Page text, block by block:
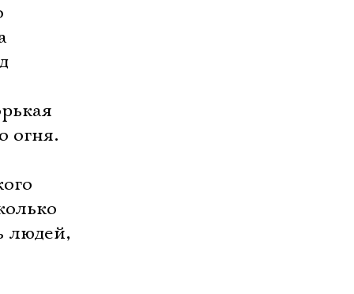
огня.
людей,